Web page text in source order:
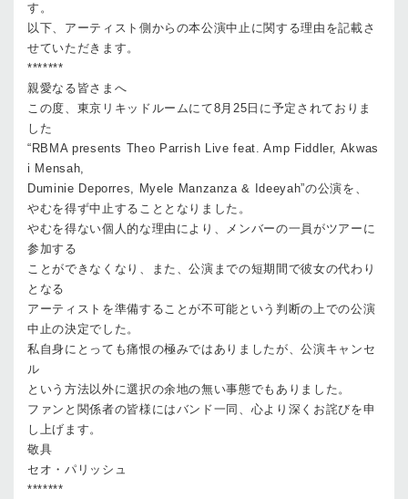
す。
以下、アーティスト側からの本公演中止に関する理由を記載さ
せていただきます。
*******
親愛なる皆さまへ
この度、東京リキッドルームにて8月25日に予定されておりま
した
“RBMA presents Theo Parrish Live feat. Amp Fiddler, Akwas
i Mensah,
Duminie Deporres, Myele Manzanza & Ideeyah”の公演を、
やむを得ず中止することとなりました。
やむを得ない個人的な理由により、メンバーの一員がツアーに
参加する
ことができなくなり、また、公演までの短期間で彼女の代わり
となる
アーティストを準備することが不可能という判断の上での公演
中止の決定でした。
私自身にとっても痛恨の極みではありましたが、公演キャンセ
ル
という方法以外に選択の余地の無い事態でもありました。
ファンと関係者の皆様にはバンド一同、心より深くお詫びを申
し上げます。
敬具
セオ・パリッシュ
*******